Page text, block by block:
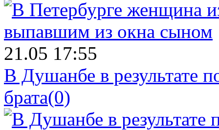
21.05 17:55
В Душанбе в результате
брата(0)